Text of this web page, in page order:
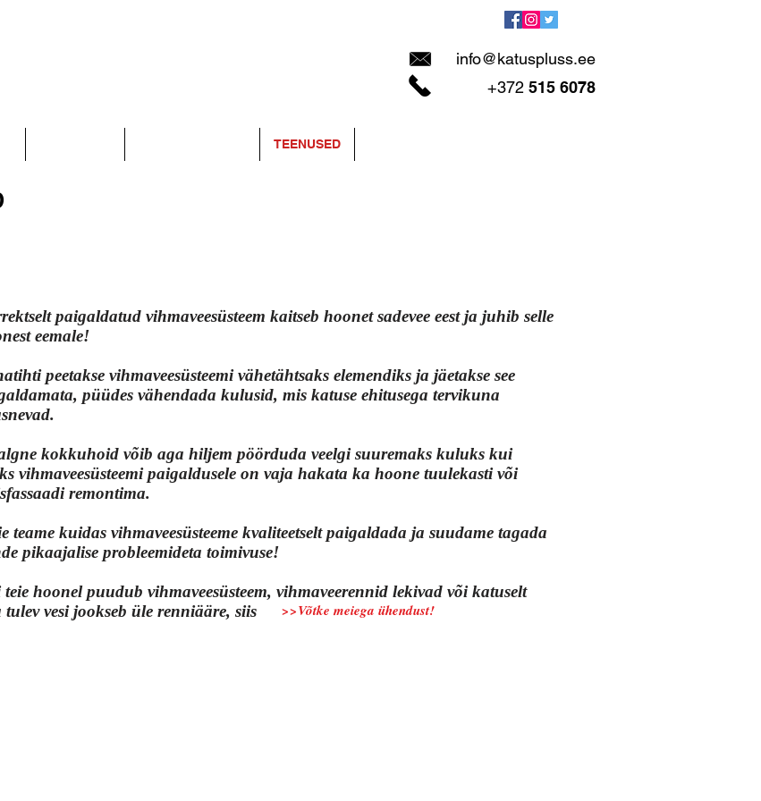
info@katuspluss.ee
+372 515 6078
TEENUSED
paigaldatud vihmaveesüsteem kaitseb hoonet sadevee eest ja juhib selle
eemale!
peetakse vihmaveesüsteemi vähetähtsaks elemendiks ja jäetakse see
püüdes vähendada kulusid, mis katuse ehitusega tervikuna
kokkuhoid võib aga hiljem pöörduda veelgi suuremaks kuluks kui
vihmaveesüsteemi paigaldusele on vaja hakata ka hoone tuulekasti või
remontima.
teame kuidas vihmaveesüsteeme kvaliteetselt paigaldada ja suudame tagada
pikaajalise probleemideta toimivuse!
hoonel puudub vihmaveesüsteem, vihmaveerennid lekivad või katuselt
tulev vesi jookseb üle renniääre, siis
>>Võtke meiega ühendust!